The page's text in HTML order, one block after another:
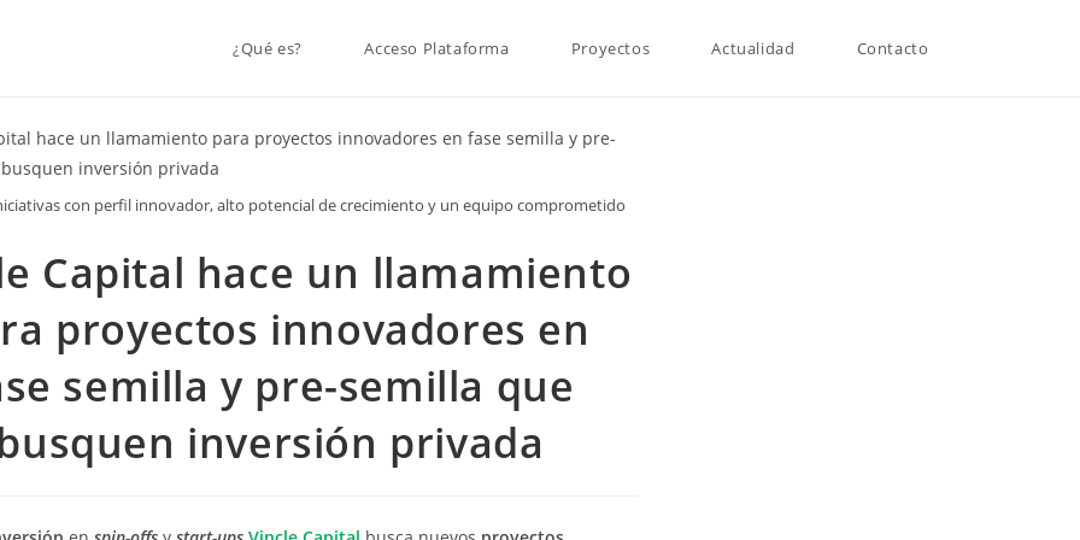
¿Qué es? Acceso Plataforma Proyectos Actualidad Contacto
con perfil innovador, alto potencial de crecimiento y un equipo comprometido
Capital hace un llamamiento
proyectos innovadores en
semilla y pre-semilla que
inversión privada